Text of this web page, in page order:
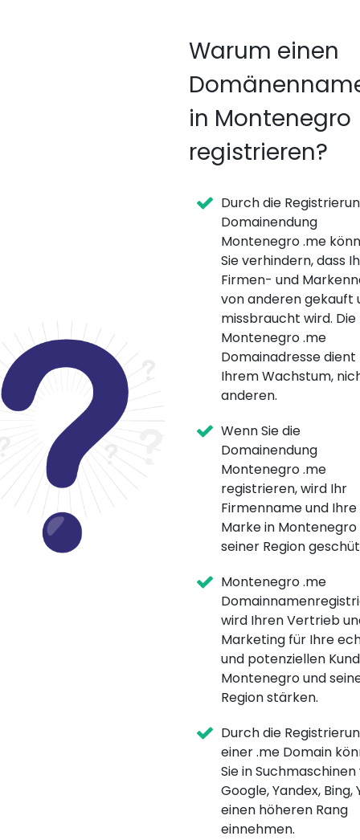
Warum einen
in Montenegro
registrieren?
Durch die
Domainendung
Montenegro .me
Sie verhindern, dass
Firmen- und
von anderen gekauft
missbraucht wird. Die
Montenegro .me
Domainadresse dient
Ihrem Wachstum,
anderen.
Wenn Sie die
Domainendung
Montenegro .me
registrieren, wird Ihr
Firmenname und Ihre
Marke in Montenegro
seiner Region
Montenegro .me
wird Ihren Vertrieb
Marketing für Ihre
und potenziellen
Montenegro und
Region stärken.
Durch die
einer .me Domain
Sie in Suchmaschinen
Google, Yandex, Bing,
einen höheren Rang
einnehmen.